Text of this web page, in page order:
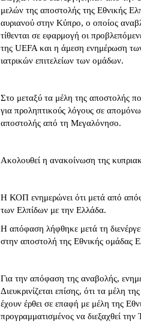
μελών της αποστολής της Εθνικής
αυριανού στην Κύπρο, ο οποίος
τίθενται σε εφαρμογή οι
της UEFA και η άμεση ενημέρωση
ιατρικών επιτελείων των ομάδων.
Στο μεταξύ τα μέλη της αποστολής
για προληπτικούς λόγους σε
αποστολής από τη Μεγαλόνησο.
Ακολουθεί η ανακοίνωση της
Η ΚΟΠ ενημερώνει ότι μετά από
των Ελπίδων με την Ελλάδα.
Η απόφαση λήφθηκε μετά τη
στην αποστολή της Εθνικής ομάδας
Για την απόφαση της αναβολής,
Διευκρινίζεται επίσης, ότι τα μέλη
έχουν έρθει σε επαφή με μέλη της
προγραμματισμένος να διεξαχθεί